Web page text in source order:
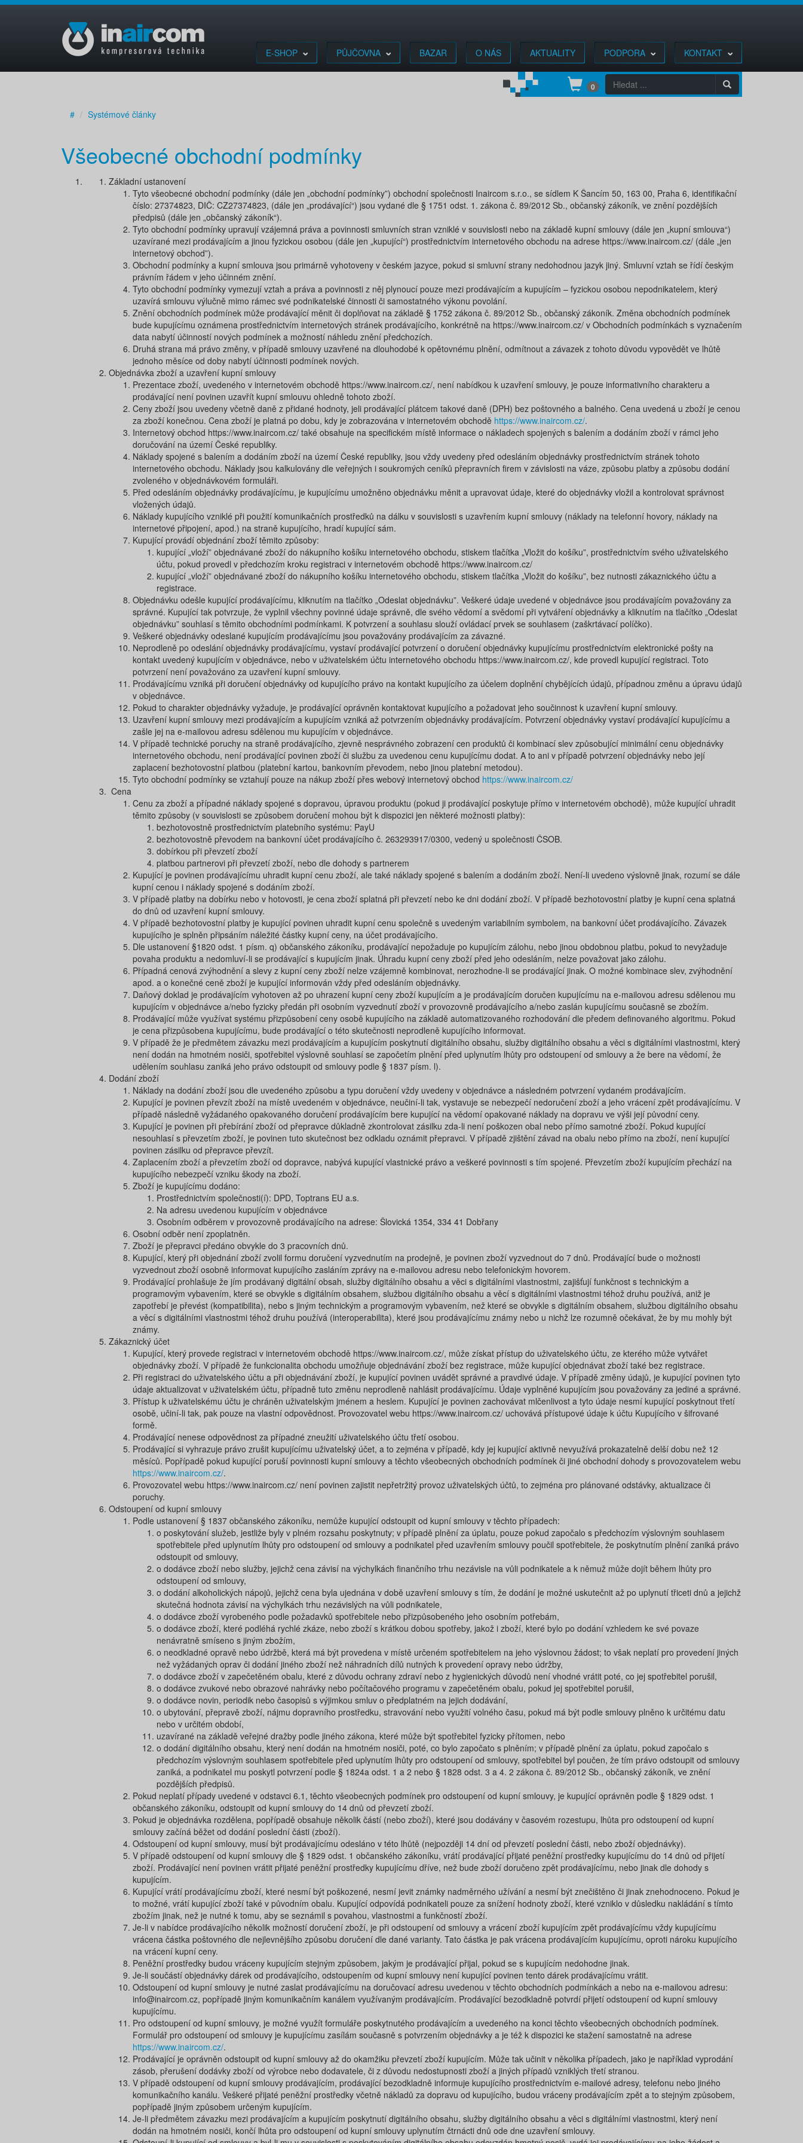
E-SHOP PŮJČOVNA BAZAR O NÁS AKTUALITY PODPORA KONTAKT
0
# Systémové články
Všeobecné obchodní podmínky
Základní ustanovení
Tyto všeobecné obchodní podmínky (dále jen „​obchodní podmínky​”) obchodní společnosti ​Inaircom s.r.o., se sídlem ​K Šancím 50, 163 00, Praha 6, identifikační
číslo:​ 27374823, DIČ: CZ27374823​, (dále jen „​prodávající​“) jsou vydané dle § 1751 odst. 1. zákona č. 89/2012 Sb., občanský zákoník, ve znění pozdějších
předpisů (dále jen „​občanský zákoník​“).
Tyto obchodní podmínky upravují vzájemná práva a povinnosti smluvních stran vzniklé v souvislosti nebo na základě kupní smlouvy (dále jen „kupní smlouva“)
uzavírané mezi prodávajícím a jinou fyzickou osobou (dále jen „kupující“) prostřednictvím internetového obchodu na adrese https://www.inaircom.cz/​ ​(dále „​jen
internetový obchod​”).
Obchodní podmínky a kupní smlouva jsou primárně vyhotoveny v českém jazyce, pokud si smluvní strany nedohodnou jazyk jiný. Smluvní vztah se řídí českým
právním řádem v jeho účinném znění.
Tyto obchodní podmínky vymezují vztah a práva a povinnosti z něj plynoucí pouze mezi prodávajícím a kupujícím – fyzickou osobou nepodnikatelem, který
uzavírá smlouvu výlučně mimo rámec své podnikatelské činnosti či samostatného výkonu povolání.
Znění obchodních podmínek může prodávající měnit či doplňovat na základě § 1752 zákona č. 89/2012 Sb., občanský zákoník. Změna obchodních podmínek
bude kupujícímu oznámena prostřednictvím internetových stránek prodávajícího, konkrétně na https://www.inaircom.cz/​ v Obchodních podmínkách​ s vyznačením
data nabytí účinností nových podmínek a možností náhledu znění předchozích.
Druhá strana má právo změny, v případě smlouvy uzavřené na dlouhodobé k opětovnému plnění, odmítnout a závazek z tohoto důvodu vypovědět ve lhůtě
jednoho měsíce od doby nabytí účinnosti podmínek nových.
Objednávka zboží a uzavření kupní smlouvy
​Prezentace zboží, uvedeného v internetovém obchodě ​https://www.inaircom.cz/​​,​ není nabídkou k uzavření smlouvy, je pouze informativního charakteru a
prodávající není povinen uzavřít kupní smlouvu ohledně tohoto zboží.
Ceny zboží jsou uvedeny​ včetně daně z přidané hodnoty, jeli prodávající plátcem takové daně (DPH) bez poštovného a balného. Cena uvedená u zboží je cenou
za zboží konečnou. Cena zboží je platná po dobu, kdy je zobrazována v internetovém obchodě https://www.inaircom.cz/.
Internetový obchod ​https://www.inaircom.cz/​ ​také obsahuje na specifickém místě informace o nákladech spojených s balením a dodáním zboží v rámci jeho
doručování na území České republiky.
Náklady spojené s balením a dodáním zboží na území České republiky, jsou vždy uvedeny před odesláním objednávky prostřednictvím stránek tohoto
internetového obchodu. Náklady jsou kalkulovány dle veřejných i soukromých ceníků přepravních firem v závislosti na váze, způsobu platby a způsobu dodání
zvoleného v objednávkovém formuláři.
Před odesláním objednávky prodávajícímu, je kupujícímu umožněno objednávku měnit a upravovat údaje, které do objednávky vložil a kontrolovat správnost
vložených údajů.
Náklady kupujícího vzniklé při použití komunikačních prostředků na dálku v souvislosti s uzavřením kupní smlouvy (náklady na telefonní hovory, náklady na
internetové připojení, apod.) na straně kupujícího, hradí kupující sám.
Kupující provádí objednání zboží těmito způsoby:
kupující „vloží” objednávané zboží do nákupního košíku internetového obchodu​, ​stiskem tlačítka „Vložit do košíku​”, ​prostřednictvím svého uživatelského
účtu, pokud provedl v předchozím kroku registraci v internetovém obchodě ​https://www.inaircom.cz/ ​
kupující „vloží” objednávané zboží do nákupního košíku internetového obchodu​, ​stiskem tlačítka ​„​Vložit do košíku”,​ ​bez nutnosti zákaznického účtu a
registrace.
Objednávku odešle kupující prodávajícímu, kliknutím na tlačítko ​„​Odeslat objednávku​​”. Veškeré údaje uvedené v objednávce jsou prodávajícím považovány za
správné. Kupující tak potvrzuje, že vyplnil všechny povinné údaje správně, dle svého vědomí a svědomí při vytváření objednávky a kliknutím na tlačítko „​Odeslat
objednávku​” souhlasí s těmito obchodními podmínkami. K potvrzení a souhlasu slouží ovládací prvek se souhlasem (zaškrtávací políčko).
Veškeré objednávky odeslané kupujícím prodávajícímu jsou považovány prodávajícím za závazné.
Neprodleně po odeslání objednávky prodávajícímu, vystaví prodávající potvrzení o doručení objednávky kupujícímu prostřednictvím elektronické pošty na
kontakt uvedený kupujícím v objednávce, nebo v uživatelském účtu internetového obchodu ​https://www.inaircom.cz/​, ​kde provedl kupující registraci. Toto
potvrzení není považováno za uzavření kupní smlouvy.
Prodávajícímu vzniká při doručení objednávky od kupujícího právo na kontakt kupujícího za účelem doplnění chybějících údajů, případnou změnu a úpravu údajů
v objednávce.
Pokud to charakter objednávky vyžaduje, je prodávající oprávněn kontaktovat kupujícího a požadovat jeho součinnost k uzavření kupní smlouvy.
Uzavření kupní smlouvy mezi prodávajícím a kupujícím vzniká až potvrzením objednávky prodávajícím. Potvrzení objednávky vystaví prodávající kupujícímu a
zašle jej na e-mailovou adresu sdělenou mu kupujícím v objednávce.
V případě technické poruchy na straně prodávajícího, zjevně nesprávného zobrazení cen produktů či kombinací slev způsobující minimální cenu objednávky
internetového obchodu, není prodávající povinen zboží či službu za uvedenou cenu kupujícímu dodat. A to ani v případě potvrzení objednávky nebo její
zaplacení bezhotovostní platbou (platební kartou, bankovním převodem, nebo jinou platební metodou).
Tyto obchodní podmínky se vztahují pouze na nákup zboží přes webový internetový obchod https://www.inaircom.cz/
Cena
Cenu za zboží a případné náklady spojené s dopravou, úpravou produktu (pokud ji prodávající poskytuje přímo v internetovém obchodě), může kupující uhradit
těmito způsoby (v souvislosti se způsobem doručení mohou být k dispozici jen některé možnosti platby):
bezhotovostně prostřednictvím platebního systému:​ PayU
bezhotovostně převodem na bankovní účet prodávajícího č. 263293917/0300​, vedený u společnosti ČSOB.
dobírkou při převzetí zboží
platbou partnerovi při převzetí zboží, nebo dle dohody s partnerem
Kupující je povinen prodávajícímu uhradit kupní cenu zboží, ale také náklady spojené s balením a dodáním zboží. Není-li uvedeno výslovně jinak, rozumí se dále
kupní cenou i náklady spojené s dodáním zboží.
V případě platby na dobírku nebo v hotovosti, je cena zboží splatná při převzetí nebo ke dni dodání zboží. V případě bezhotovostní platby je kupní cena splatná
do dnů od uzavření kupní smlouvy.
V případě bezhotovostní platby je kupující povinen uhradit kupní cenu společně s uvedeným variabilním symbolem, na bankovní účet prodávajícího. Závazek
kupujícího je splněn připsáním náležité částky kupní ceny, na účet prodávajícího.
Dle ustanovení §1820 odst. 1 písm. q) občanského zákoníku, prodávající nepožaduje po kupujícím zálohu, nebo jinou obdobnou platbu, pokud to nevyžaduje
povaha produktu a nedomluví-li se prodávající s kupujícím jinak. Úhradu kupní ceny zboží před jeho odesláním, nelze považovat jako zálohu.
Případná cenová zvýhodnění a slevy z kupní ceny zboží nelze vzájemně kombinovat, nerozhodne-li se prodávající jinak. O možné kombinace slev, zvýhodnění
apod. a o konečné ceně zboží je kupující informován vždy před odesláním objednávky.
Daňový doklad je prodávajícím vyhotoven až po uhrazení kupní ceny zboží kupujícím a je prodávajícím doručen kupujícímu na e-mailovou adresu sdělenou mu
kupujícím v objednávce a/nebo fyzicky předán při osobním vyzvednutí zboží v provozovně prodávajícího a/nebo zaslán kupujícímu současně se zbožím.
Prodávající může využívat systému přizpůsobení ceny osobě kupujícího na základě automatizovaného rozhodování dle předem definovaného algoritmu. Pokud
je cena přizpůsobena kupujícímu, bude prodávající o této skutečnosti neprodleně kupujícího informovat.
V případě že je předmětem závazku mezi prodávajícím a kupujícím poskytnutí digitálního obsahu, služby digitálního obsahu a věci s digitálními vlastnostmi, který
není dodán na hmotném nosiči, spotřebitel výslovně souhlasí se započetím plnění před uplynutím lhůty pro odstoupení od smlouvy a že bere na vědomí, že
udělením souhlasu zaniká jeho právo odstoupit od smlouvy podle § 1837 písm. l).
Dodání zboží
Náklady na dodání zboží jsou dle uvedeného způsobu a typu doručení vždy uvedeny v objednávce a následném potvrzení vydaném prodávajícím.
Kupující je povinen převzít zboží na místě uvedeném v objednávce, neučiní-li tak, vystavuje se nebezpečí nedoručení zboží a jeho vrácení zpět prodávajícímu. V
případě následně vyžádaného opakovaného doručení prodávajícím bere kupující na vědomí opakované náklady na dopravu ve výši její původní ceny.
Kupující je povinen při přebírání zboží od přepravce důkladně zkontrolovat zásilku zda-li není poškozen obal nebo přímo samotné zboží. Pokud kupující
nesouhlasí s převzetím zboží, je povinen tuto skutečnost bez odkladu oznámit přepravci. V případě zjištění závad na obalu nebo přímo na zboží, není kupující
povinen zásilku od přepravce převzít.
Zaplacením zboží a převzetím zboží od dopravce, nabývá kupující vlastnické právo a veškeré povinnosti s tím spojené. Převzetím zboží kupujícím přechází na
kupujícího nebezpečí vzniku škody na zboží.
Zboží je kupujícímu dodáno:
Prostřednictvím společnosti(í):​ DPD​, Toptrans EU a.s.
Na adresu uvedenou kupujícím v objednávce
Osobním odběrem v provozovně prodávajícího na adrese: Šlovická 1354, 334 41 Dobřany ​
​Osobní odběr není zpoplatněn.
Zboží je přepravci předáno obvykle do ​3 ​pracovních dnů.
Kupující, který při objednání zboží zvolil formu doručení vyzvednutím na prodejně, je povinen zboží vyzvednout do​ 7​ dnů. Prodávající bude o možnosti
vyzvednout zboží osobně informovat kupujícího zasláním zprávy na e-mailovou adresu nebo telefonickým hovorem.
Prodávající prohlašuje že jím prodávaný digitální obsah, služby digitálního obsahu a věci s digitálními vlastnostmi, zajišťují funkčnost s technickým a
programovým vybavením, které se obvykle s digitálním obsahem, službou digitálního obsahu a věcí s digitálními vlastnostmi téhož druhu používá, aniž je
zapotřebí je převést (kompatibilita), nebo s jiným technickým a programovým vybavením, než které se obvykle s digitálním obsahem, službou digitálního obsahu
a věcí s digitálními vlastnostmi téhož druhu používá (interoperabilita), které jsou prodávajícímu známy nebo u nichž lze rozumně očekávat, že by mu mohly být
známy.
Zákaznický účet
Kupující, který provede registraci v internetovém obchodě ​https://www.inaircom.cz/​, může získat přístup do uživatelského účtu, ze kterého může vytvářet
objednávky zboží. V případě že funkcionalita obchodu umožňuje objednávání zboží bez registrace, může kupující objednávat zboží také bez registrace.
Při registraci do uživatelského účtu a při objednávání zboží, je kupující povinen uvádět správné a pravdivé údaje. V případě změny údajů, je kupující povinen tyto
údaje aktualizovat v uživatelském účtu, případně tuto změnu neprodleně nahlásit prodávajícímu. Údaje vyplněné kupujícím jsou považovány za jediné a správné.
Přístup k uživatelskému účtu je chráněn uživatelským jménem a heslem. Kupující je povinen zachovávat mlčenlivost a tyto údaje nesmí kupující poskytnout třetí
osobě, učiní-li tak, pak pouze na vlastní odpovědnost. Provozovatel webu https://www.inaircom.cz/​ uchovává přístupové údaje k účtu Kupujícího v šifrované
formě.
Prodávající nenese odpovědnost za případné zneužití uživatelského účtu třetí osobou.
Prodávající si vyhrazuje právo zrušit kupujícímu uživatelský účet, a to zejména v případě, kdy jej kupující aktivně nevyužívá prokazatelně delší dobu než 12
měsíců. Popřípadě pokud kupující poruší povinnosti kupní smlouvy a těchto všeobecných obchodních podmínek či jiné obchodní dohody s provozovatelem webu
https://www.inaircom.cz/.
Provozovatel webu ​https://www.inaircom.cz/​ není povinen zajistit nepřetržitý provoz uživatelských účtů, to zejména pro plánované odstávky, aktualizace či
poruchy.
Odstoupení od kupní smlouvy
Podle ustanovení § 1837 občanského zákoníku, nemůže kupující odstoupit od kupní smlouvy v těchto případech:
o poskytování služeb, jestliže byly v plném rozsahu poskytnuty; v případě plnění za úplatu, pouze pokud započalo s předchozím výslovným souhlasem
spotřebitele před uplynutím lhůty pro odstoupení od smlouvy a podnikatel před uzavřením smlouvy poučil spotřebitele, že poskytnutím plnění zaniká právo
odstoupit od smlouvy,
o dodávce zboží nebo služby, jejichž cena závisí na výchylkách finančního trhu nezávisle na vůli podnikatele a k němuž může dojít během lhůty pro
odstoupení od smlouvy,
o dodání alkoholických nápojů, jejichž cena byla ujednána v době uzavření smlouvy s tím, že dodání je možné uskutečnit až po uplynutí třiceti dnů a jejichž
skutečná hodnota závisí na výchylkách trhu nezávislých na vůli podnikatele,
o dodávce zboží vyrobeného podle požadavků spotřebitele nebo přizpůsobeného jeho osobním potřebám,
o dodávce zboží, které podléhá rychlé zkáze, nebo zboží s krátkou dobou spotřeby, jakož i zboží, které bylo po dodání vzhledem ke své povaze
nenávratně smíseno s jiným zbožím,
o neodkladné opravě nebo údržbě, která má být provedena v místě určeném spotřebitelem na jeho výslovnou žádost; to však neplatí pro provedení jiných
než vyžádaných oprav či dodání jiného zboží než náhradních dílů nutných k provedení opravy nebo údržby,
o dodávce zboží v zapečetěném obalu, které z důvodu ochrany zdraví nebo z hygienických důvodů není vhodné vrátit poté, co jej spotřebitel porušil,
o dodávce zvukové nebo obrazové nahrávky nebo počítačového programu v zapečetěném obalu, pokud jej spotřebitel porušil,
o dodávce novin, periodik nebo časopisů s výjimkou smluv o předplatném na jejich dodávání,
o ubytování, přepravě zboží, nájmu dopravního prostředku, stravování nebo využití volného času, pokud má být podle smlouvy plněno k určitému datu
nebo v určitém období,
uzavírané na základě veřejné dražby podle jiného zákona, které může být spotřebitel fyzicky přítomen, nebo
o dodání digitálního obsahu, který není dodán na hmotném nosiči, poté, co bylo započato s plněním; v případě plnění za úplatu, pokud započalo s
předchozím výslovným souhlasem spotřebitele před uplynutím lhůty pro odstoupení od smlouvy, spotřebitel byl poučen, že tím právo odstoupit od smlouvy
zaniká, a podnikatel mu poskytl potvrzení podle § 1824a odst. 1 a 2 nebo § 1828 odst. 3 a 4. 2 zákona č. 89/2012 Sb., občanský zákoník, ve znění
pozdějších předpisů.
Pokud neplatí případy uvedené v odstavci 6.1, těchto všeobecných podmínek pro odstoupení od kupní smlouvy, je kupující oprávněn podle § 1829 odst. 1
občanského zákoníku, odstoupit od kupní smlouvy do 14 dnů od převzetí zboží.
Pokud je objednávka rozdělena, popřípadě obsahuje několik částí (nebo zboží), které jsou dodávány v časovém rozestupu, lhůta pro odstoupení od kupní
smlouvy začíná běžet od dodání poslední části (zboží).
Odstoupení od kupní smlouvy, musí být prodávajícímu odesláno v této lhůtě (nejpozději 14 dní od převzetí poslední části, nebo zboží objednávky).
V případě odstoupení od kupní smlouvy dle § 1829 odst. 1 občanského zákoníku, vrátí prodávající přijaté peněžní prostředky kupujícímu do ​14 dnů ​od přijetí
zboží. Prodávající není povinen vrátit přijaté peněžní prostředky kupujícímu dříve, než bude zboží doručeno zpět prodávajícímu, nebo jinak dle dohody s
kupujícím.
Kupující vrátí prodávajícímu zboží, které nesmí být poškozené, nesmí jevit známky nadměrného užívání a nesmí být znečištěno či jinak znehodnoceno. Pokud je
to možné, vrátí kupující zboží také v původním obalu. Kupující odpovídá podnikateli pouze za snížení hodnoty zboží, které vzniklo v důsledku nakládání s tímto
zbožím jinak, než je nutné k tomu, aby se seznámil s povahou, vlastnostmi a funkčností zboží.
Je-li v nabídce prodávajícího několik možností doručení zboží, je při odstoupení od smlouvy a vrácení zboží kupujícím zpět prodávajícímu vždy kupujícímu
vrácena částka poštovného dle nejlevnějšího způsobu doručení dle dané varianty. Tato částka je pak vrácena prodávajícím kupujícímu, oproti nároku kupujícího
na vrácení kupní ceny.
Peněžní prostředky budou vráceny kupujícím stejným způsobem, jakým je prodávající přijal, pokud se s kupujícím nedohodne jinak.
Je-li součástí objednávky dárek od prodávajícího, odstoupením od kupní smlouvy není kupující povinen tento dárek prodávajícímu vrátit.
Odstoupení od kupní smlouvy je nutné zaslat prodávajícímu na ​doručovací​ adresu uvedenou v těchto obchodních podmínkách a nebo na e-mailovou adresu:
info@inaircom.cz​, popřípadě jiným komunikačním kanálem využívaným prodávajícím. ​Prodávající bezodkladně potvrdí přijetí odstoupení od kupní smlouvy
kupujícímu.
Pro odstoupení od kupní smlouvy, je možné využít formuláře poskytnutého prodávajícím a uvedeného na konci těchto všeobecných obchodních podmínek.
Formulář pro odstoupení od smlouvy je kupujícímu zasílám současně s potvrzením objednávky a je též k dispozici ke stažení samostatně na adrese​
https://www.inaircom.cz/.
Prodávající je oprávněn odstoupit od kupní smlouvy až do okamžiku převzetí zboží kupujícím. Může tak učinit v několika případech, jako je například vyprodání
zásob, přerušení dodávky zboží od výrobce nebo dodavatele, či z důvodu nedostupnosti zboží a jiných případů vzniklých třetí stranou.
V případě odstoupení od kupní smlouvy prodávajícím, prodávající bezodkladně informuje kupujícího prostřednictvím e-mailové adresy, telefonu nebo jiného
komunikačního kanálu. Veškeré přijaté peněžní prostředky včetně nákladů za dopravu od kupujícího, budou vráceny prodávajícím zpět a to stejným způsobem,
popřípadě jiným způsobem určeným kupujícím.
Je-li předmětem závazku mezi prodávajícím a kupujícím poskytnutí digitálního obsahu, služby digitálního obsahu a věci s digitálními vlastnostmi, který není
dodán na hmotném nosiči, končí lhůta pro odstoupení od kupní smlouvy uplynutím čtrnácti dnů ode dne uzavření smlouvy.